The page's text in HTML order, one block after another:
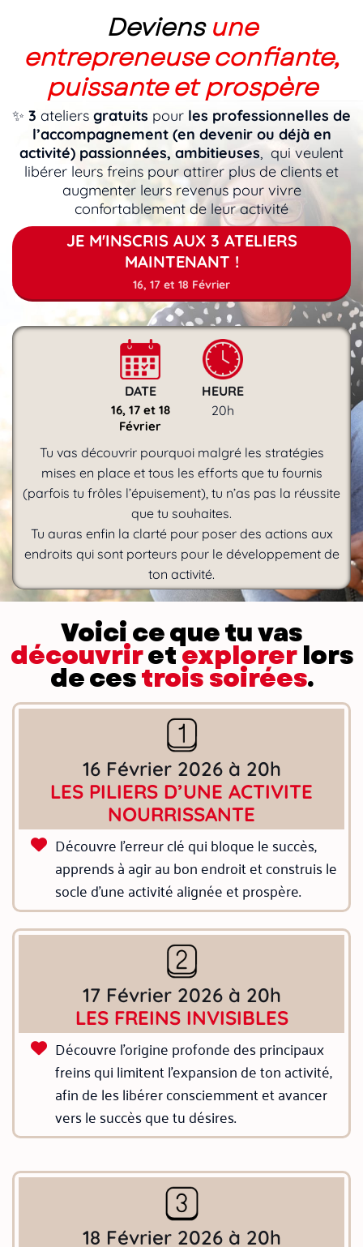
Deviensune
entrepreneuse confiante,
puissante et prospère
✨ 3 ateliers gratuits pour les professionnelles de
l’accompagnement (en devenir ou déjà en
activité) passionnées, ambitieuses, qui veulent
libérer leurs freins pour attirer plus de clients et
augmenter leurs revenus pour vivre
confortablement de leur activité
JE M'INSCRIS AUX 3 ATELIERS
MAINTENANT !
16, 17 et 18 Février
DATE
16, 17 et 18
Février
HEURE
20h
Tu vas découvrir pourquoi malgré les stratégies
mises en place et tous les efforts que tu fournis
(parfois tu frôles l’épuisement), tu n’as pas la réussite
que tu souhaites.
Tu auras enfin la clarté pour poser des actions aux
endroits qui sont porteurs pour le développement de
ton activité.
Voici ce que tu vas
découvriretexplorerlors
de cestrois soirées.
16 Février 2026 à 20h
LES PILIERS D’UNE ACTIVITE
NOURRISSANTE
Découvre l’erreur clé qui bloque le succès,
apprends à agir au bon endroit et construis le
socle d’une activité alignée et prospère.
17 Février 2026 à 20h
LES FREINS INVISIBLES
Découvre l’origine profonde des principaux
freins qui limitent l’expansion de ton activité,
afin de les libérer consciemment et avancer
vers le succès que tu désires.
18 Février 2026 à 20h